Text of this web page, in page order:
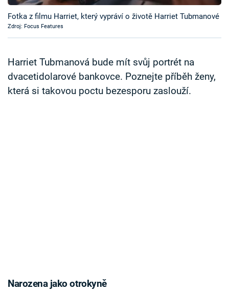
Přihlášení
Fotka z filmu Harriet, který vypráví o životě Harriet Tubmanové
Zdroj: Focus Features
Harriet Tubmanová bude mít svůj portrét na
dvacetidolarové bankovce. Poznejte příběh ženy,
která si takovou poctu bezesporu zaslouží.
Narozena jako otrokyně